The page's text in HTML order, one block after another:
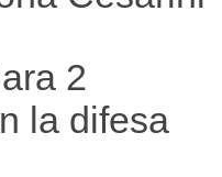
2
la difesa